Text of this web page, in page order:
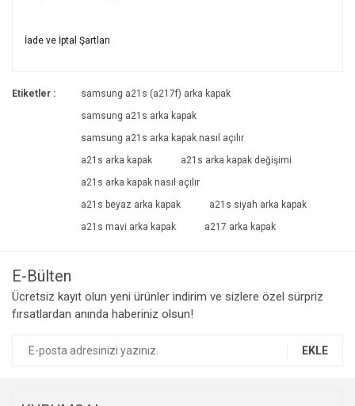
Yorum Yaz
Bu ürünün fiyat bilgisi, resim, ürün açıklamalarında ve diğer
Görüş ve önerileriniz için teşekkür ederiz.
Gönder
İade ve İptal Şartları
tıklayınız.
Etiketler :
samsung a21s (a217f) arka kapak
samsung a21s arka kapak
samsung a21s arka kapak nasıl açılır
a21s arka kapak
a21s arka kapak değişimi
a21s arka kapak nasıl açılır
a21s beyaz arka kapak
a21s siyah arka kapak
a21s mavi arka kapak
a217 arka kapak
E-Bülten
Ücretsiz kayıt olun yeni ürünler indirim ve sizlere özel sürpriz
fırsatlardan anında haberiniz olsun!
EKLE